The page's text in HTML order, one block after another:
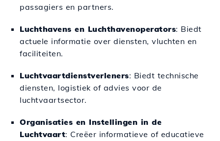
passagiers en partners.
Luchthavens en Luchthavenoperators: Biedt
actuele informatie over diensten, vluchten en
faciliteiten.
Luchtvaartdienstverleners: Biedt technische
diensten, logistiek of advies voor de
luchtvaartsector.
Organisaties en Instellingen in de
Luchtvaart: Creëer informatieve of educatieve